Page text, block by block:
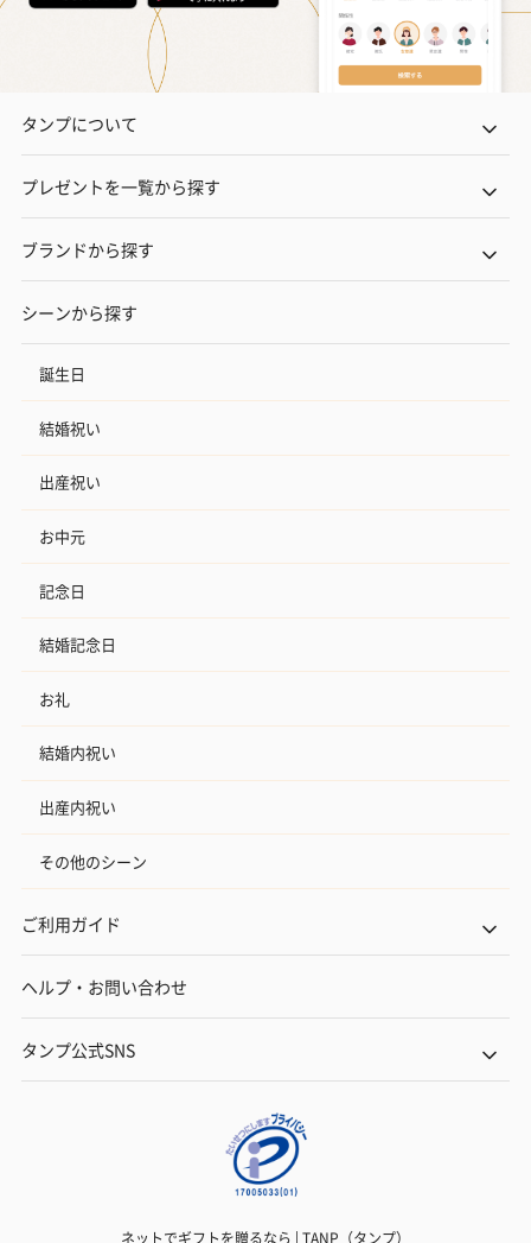
タンプについて
プレゼントを一覧から探す
ブランドから探す
シーンから探す
誕生日
結婚祝い
出産祝い
お中元
記念日
結婚記念日
お礼
結婚内祝い
出産内祝い
その他のシーン
ご利用ガイド
ヘルプ・お問い合わせ
タンプ公式SNS
ネットでギフトを贈るなら | TANP（タンプ）